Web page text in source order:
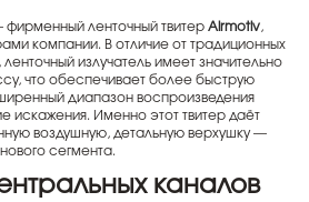
фирменный ленточный твитер Airmotiv,
компании. В отличие от традиционных
излучатель имеет значительно
что обеспечивает более быструю
диапазон воспроизведения
искажения. Именно этот твитер даёт
воздушную, детальную верхушку —
сегмента.
каналов